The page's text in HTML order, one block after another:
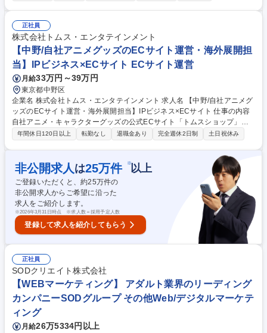
ト）、撮影、動画編集（本編・PR用など）。 ■デジタル運用： SNS運
用、およびそれに付随するマーケティング施策の実行。 ■研修期間： 入社
後約3ヶ月間はジョブローテーションを実施。制作の「いろは」と、コン
テンツを届けるための「運用」の両方を深く理解していただきます。 募集
職種 【動画コンテンツクリエイター】将来の監督・プロデューサー候補/
在宅制度有り
正社員
株式会社トムス・エンタテインメント
【中野/自社アニメグッズのECサイト運営・海外展開担
当】IPビジネス×ECサイト ECサイト運営
月給33万円～39万円
東京都中野区
企業名 株式会社トムス・エンタテインメント 求人名 【中野/自社アニメグ
ッズのECサイト運営・海外展開担当】IPビジネス×ECサイト 仕事の内容
自社アニメ・キャラクターグッズの公式ECサイト「トムスショップ」の
運営実務および統括をご担当いただきます。また、自社商品の輸出実務や
社と連携しながら、サイト運営の取りまとめおよび実務指示を行います 。
●輸出実務および海外展開 リーダーが策定する計画に基づき、海外向けの
出荷・物流実務や、今後の海外販路拡大に向けたサポートを行います。 募
集職種 【中野/自社アニメグッズのECサイト運営・海外展開担当】IPビジ
ネス×ECサイト
年間休日120日以上 転勤なし 退職金あり 完全週休2日制 土日祝休み
非公開求人 は25万件 ※以上
ご登録いただくと、約25万件の
非公開求人からご希望に沿った
求人をご紹介します。
※2026年3月31日時点 ※求人数＝採用予定人数
登録して求人を紹介してもらう
正社員
SODクリエイト株式会社
【WEBマーケティング】 アダルト業界のリーディング
カンパニーSODグループ その他Web/デジタルマーケテ
ィング
月給26万5334円以上